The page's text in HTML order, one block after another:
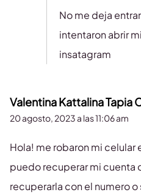
No me deja
intentaron abrir
insatagram
Valentina Kattalina Tapia
20 agosto, 2023 a las 11:06 am
Hola! me robaron mi celular
puedo recuperar mi cuenta
recuperarla con el numero